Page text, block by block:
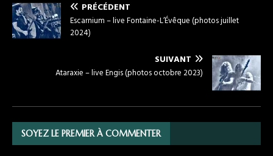
PRÉCÉDENT
Escarnium – live Fontaine-L’Évêque (photos juillet
2024)
SUIVANT
Ataraxie – live Engis (photos octobre 2023)
SOYEZ LE PREMIER À COMMENTER